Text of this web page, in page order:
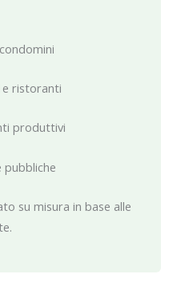
ristoranti
produttivi
su misura in base alle